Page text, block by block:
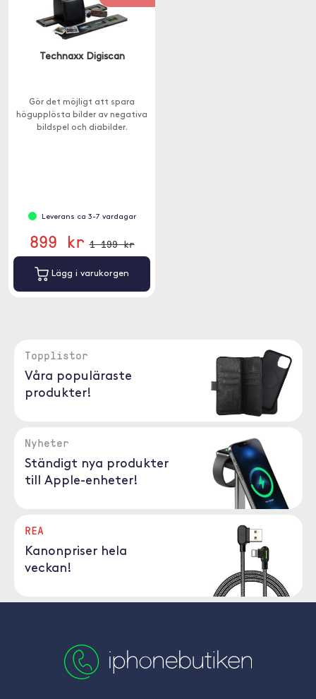
Technaxx Digiscan
Gör det möjligt att spara
högupplösta bilder av negativa
bildspel och diabilder.
Leverans ca 3-7 vardagar
899 kr 1 199 kr
Lägg i varukorgen
Topplistor
Våra populäraste
produkter!
Nyheter
Ständigt nya produkter
till Apple-enheter!
REA
Kanonpriser hela
veckan!